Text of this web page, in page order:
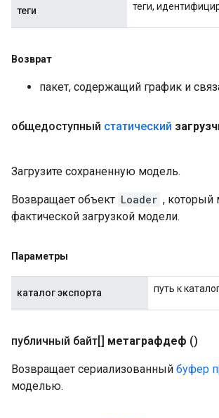
теги теги,
Возврат
пакет, содержащий график и
общедоступный статический
Загрузите сохраненную модель.
Возвращает объект Loader , который
фактической загрузкой модели.
Параметры
каталог экспорта путь к
публичный байт[] метаграфдеф ()
Возвращает сериализованный буфер
моделью.